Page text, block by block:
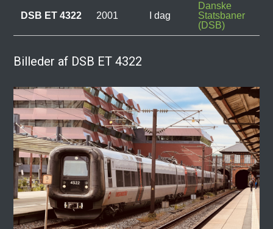
DSB ET 4322 2001 I dag
Danske
Statsbaner
(DSB)
Billeder af DSB ET 4322